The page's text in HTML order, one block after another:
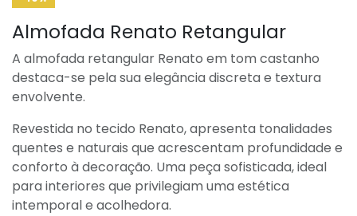
Almofada Renato Retangular
A almofada retangular Renato em tom castanho
destaca-se pela sua elegância discreta e textura
envolvente.
Revestida no tecido Renato, apresenta tonalidades
quentes e naturais que acrescentam profundidade e
conforto à decoração. Uma peça sofisticada, ideal
para interiores que privilegiam uma estética
intemporal e acolhedora.